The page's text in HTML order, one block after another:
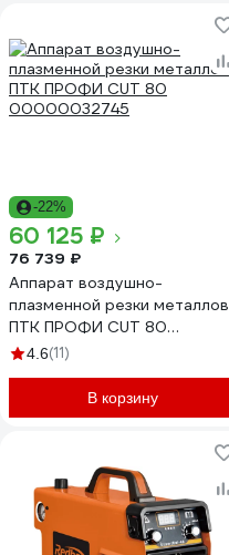
-22%
60 125 ₽
76 739 ₽
Аппарат воздушно-
плазменной резки металлов
ПТК ПРОФИ CUT 80
00000032745
4.6(11)
В корзину